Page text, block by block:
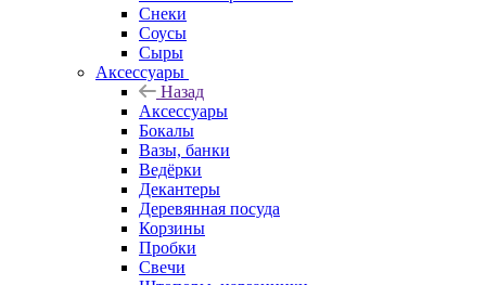
Снеки
Соусы
Сыры
Аксессуары
Назад
Аксессуары
Бокалы
Вазы, банки
Ведёрки
Декантеры
Деревянная посуда
Корзины
Пробки
Свечи